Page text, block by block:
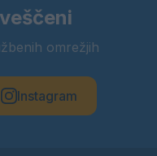
omrežjih
Instagram